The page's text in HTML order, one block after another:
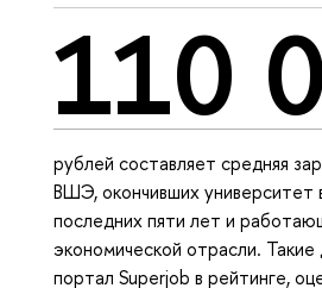
110
рублей составляет средняя
ВШЭ, окончивших университет
последних пяти лет и
экономической отрасли.
портал Superjob в рейтинге,